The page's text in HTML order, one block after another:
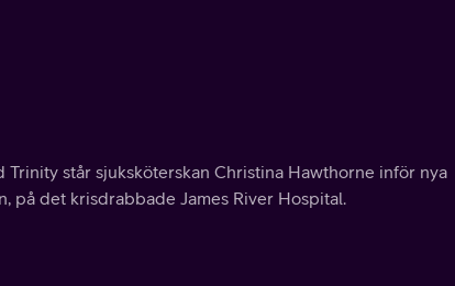
Trinity står sjuksköterskan Christina Hawthorne inför nya
på det krisdrabbade James River Hospital.